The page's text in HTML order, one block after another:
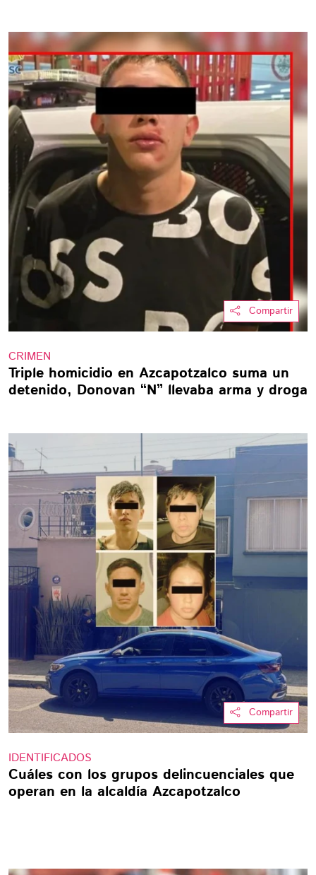
Compartir
CRIMEN
Triple homicidio en Azcapotzalco suma un
detenido, Donovan “N” llevaba arma y droga
Compartir
IDENTIFICADOS
Cuáles con los grupos delincuenciales que
operan en la alcaldía Azcapotzalco